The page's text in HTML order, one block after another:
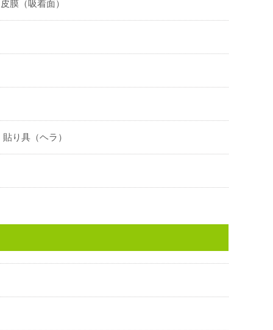
膜（吸着面）
り具（ヘラ）